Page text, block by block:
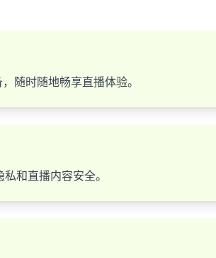
随时随地畅享直播体验。
和直播内容安全。